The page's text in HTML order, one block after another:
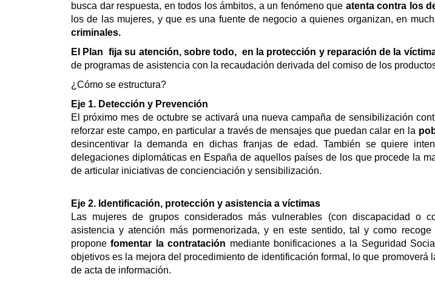
busca dar respuesta, en todos los ámbitos, a un fenómeno que atenta contra los
los de las mujeres, y que es una fuente de negocio a quienes organizan, en
criminales.
El Plan fija su atención, sobre todo, en la protección y reparación de la
de programas de asistencia con la recaudación derivada del comiso de los
¿Cómo se estructura?
Eje 1. Detección y Prevención
El próximo mes de octubre se activará una nueva campaña de sensibilización
reforzar este campo, en particular a través de mensajes que puedan calar en la
desincentivar la demanda en dichas franjas de edad. También se quiere
delegaciones diplomáticas en España de aquellos países de los que procede la
de articular iniciativas de concienciación y sensibilización.
Eje 2. Identificación, protección y asistencia a víctimas
Las mujeres de grupos considerados más vulnerables (con discapacidad o
asistencia y atención más pormenorizada, y en este sentido, tal y como recoge
proponefomentar la contratación mediante bonificaciones a la Seguridad
objetivos es la mejora del procedimiento de identificación formal, lo que promoverá
de acta de información.